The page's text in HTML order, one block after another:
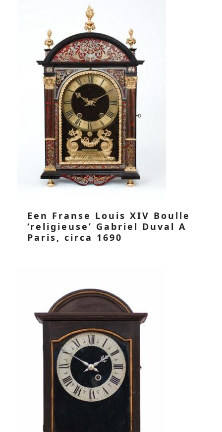
Een Franse Louis XIV Boulle
‘religieuse’ Gabriel Duval A
Paris, circa 1690